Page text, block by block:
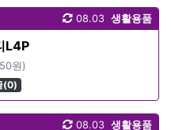
생활용품
08.03
L4P
원)
(0)
생활용품
08.03